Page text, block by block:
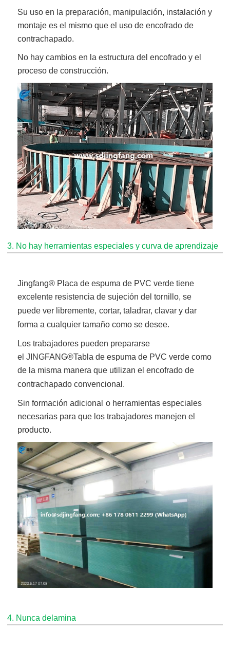
Su uso en la preparación, manipulación, instalación y
montaje es el mismo que el uso de encofrado de
contrachapado.
No hay cambios en la estructura del encofrado y el
proceso de construcción.
3. No hay herramientas especiales y curva de aprendizaje
Jingfang® Placa de espuma de PVC verde tiene
excelente resistencia de sujeción del tornillo, se
puede ver libremente, cortar, taladrar, clavar y dar
forma a cualquier tamaño como se desee.
Los trabajadores pueden prepararse
elJINGFANG®Tabla de espuma de PVC verde como
de la misma manera que utilizan el encofrado de
contrachapado convencional.
Sin formación adicional
o herramientas especiales
necesarias para que los trabajadores manejen el
producto.
4. Nunca delamina